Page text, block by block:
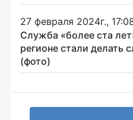
27 февраля 2024г.,
Служба «более ста
регионе стали делать
(фото)